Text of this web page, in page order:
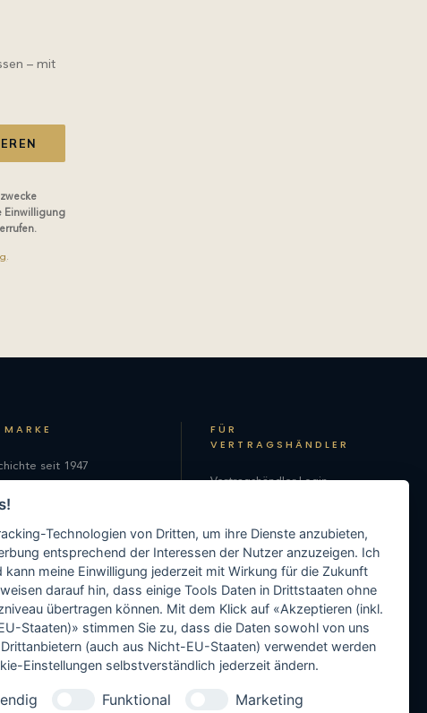
– mit
Einwilligung
.
seit 1947
FÜR
VERTRAGSHÄNDLER
Vertragshändler-Login
registrieren
Media-Center
Händler in Ihrer Nähe
Technologien von Dritten, um ihre Dienste anzubieten,
entsprechend der Interessen der Nutzer anzuzeigen. Ich
meine Einwilligung jederzeit mit Wirkung für die Zukunft
darauf hin, dass einige Tools Daten in Drittstaaten ohne
übertragen können. Mit dem Klick auf «Akzeptieren (inkl.
Staaten)» stimmen Sie zu, dass die Daten sowohl von uns
(auch aus Nicht-EU-Staaten) verwendet werden
Einstellungen selbstverständlich jederzeit ändern.
Funktional Marketing